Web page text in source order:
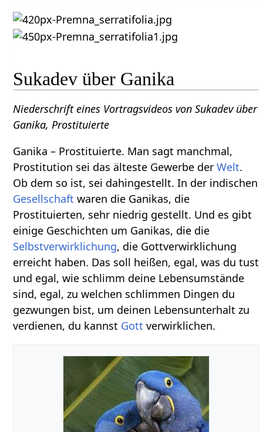
Sukadev über Ganika
Niederschrift eines Vortragsvideos von Sukadev über
Ganika, Prostituierte
Ganika – Prostituierte. Man sagt manchmal,
Prostitution sei das älteste Gewerbe derWelt.
Ob dem so ist, sei dahingestellt. In der indischen
Gesellschaft waren die Ganikas, die
Prostituierten, sehr niedrig gestellt. Und es gibt
einige Geschichten um Ganikas, die die
Selbstverwirklichung, die Gottverwirklichung
erreicht haben. Das soll heißen, egal, was du tust
und egal, wie schlimm deine Lebensumstände
sind, egal, zu welchen schlimmen Dingen du
gezwungen bist, um deinen Lebensunterhalt zu
verdienen, du kannst Gott verwirklichen.